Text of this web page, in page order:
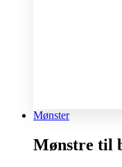
Mønster
Mønstre til